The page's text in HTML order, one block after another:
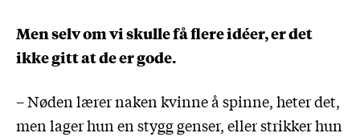
Men selv om vi skulle få flere idéer, er det
ikke gitt at de er gode.
– Nøden lærer naken kvinne å spinne, heter det,
men lager hun en stygg genser, eller strikker hun